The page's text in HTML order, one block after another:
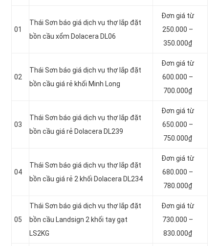
01
Thái Sơn báo giá dịch vụ thợ lắp đặt
bồn cầu xổm Dolacera DL06
Đơn giá từ
250.000 –
350.000₫
02
Thái Sơn báo giá dịch vụ thợ lắp đặt
bồn cầu giá rẻ khối Minh Long
Đơn giá từ
600.000 –
700.000₫
03
Thái Sơn báo giá dịch vụ thợ lắp đặt
bồn cầu giá rẻ Dolacera DL239
Đơn giá từ
650.000 –
750.000₫
04
Thái Sơn báo giá dịch vụ thợ lắp đặt
bồn cầu giá rẻ 2 khối Dolacera DL234
Đơn giá từ
680.000 –
780.000₫
05
Thái Sơn báo giá dịch vụ thợ lắp đặt
bồn cầu Landsign 2 khối tay gạt
LS2KG
Đơn giá từ
730.000 –
830.000₫